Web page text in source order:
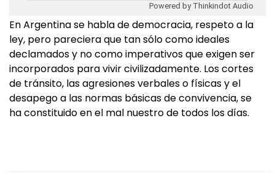
Powered by Thinkindot Audio
En Argentina se habla de democracia, respeto a la
ley, pero pareciera que tan sólo como ideales
declamados y no como imperativos que exigen ser
incorporados para vivir civilizadamente. Los cortes
de tránsito, las agresiones verbales o físicas y el
desapego a las normas básicas de convivencia, se
ha constituido en el mal nuestro de todos los días.